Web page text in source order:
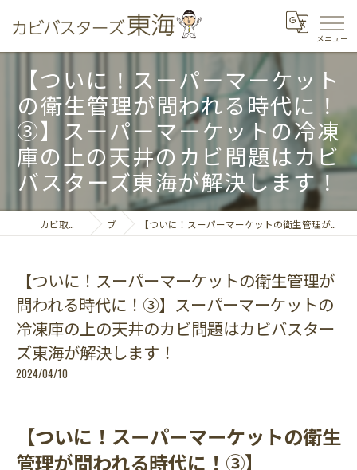
【ついに！スーパーマーケット
の衛生管理が問われる時代に！
③】スーパーマーケットの冷凍
庫の上の天井のカビ問題はカビ
バスターズ東海が解決します！
ブログ 【ついに！スーパーマーケットの衛生管理が問われる時代に！③】スーパーマーケットの冷凍庫の上の天井のカビ問題はカビバスターズ東海が解決します！
【ついに！スーパーマーケットの衛生管理が
問われる時代に！③】スーパーマーケットの
冷凍庫の上の天井のカビ問題はカビバスター
ズ東海が解決します！
2024/04/10
【ついに！スーパーマーケットの衛生
管理が問われる時代に！③】